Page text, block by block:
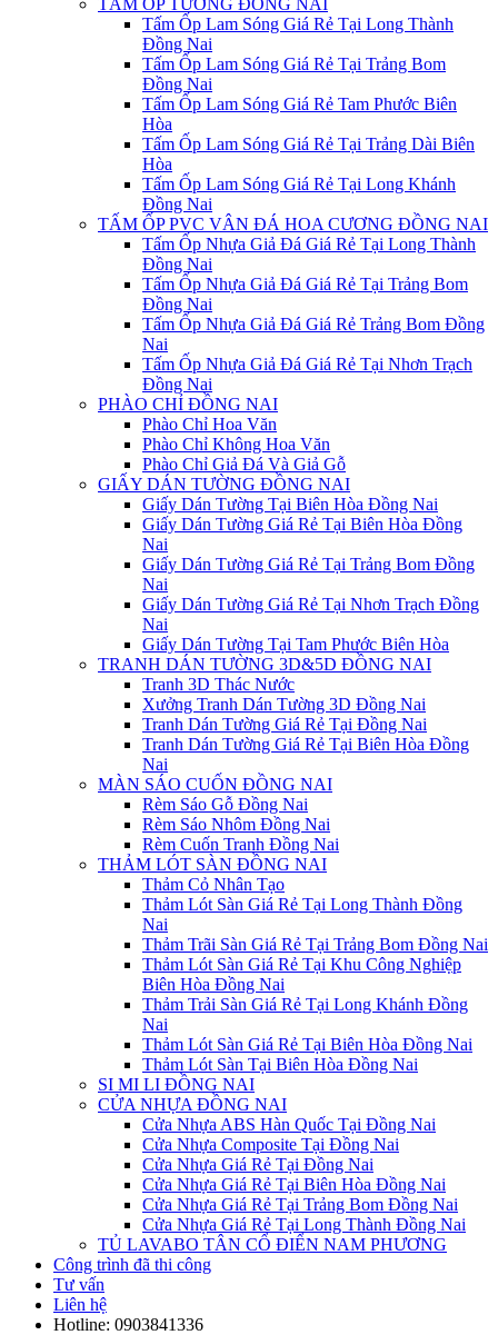
TẤM ỐP TƯỜNG ĐỒNG NAI
Tấm Ốp Lam Sóng Giá Rẻ Tại Long Thành
Đồng Nai
Tấm Ốp Lam Sóng Giá Rẻ Tại Trảng Bom
Đồng Nai
Tấm Ốp Lam Sóng Giá Rẻ Tam Phước Biên
Hòa
Tấm Ốp Lam Sóng Giá Rẻ Tại Trảng Dài Biên
Hòa
Tấm Ốp Lam Sóng Giá Rẻ Tại Long Khánh
Đồng Nai
TẤM ỐP PVC VÂN ĐÁ HOA CƯƠNG ĐỒNG NAI
Tấm Ốp Nhựa Giả Đá Giá Rẻ Tại Long Thành
Đồng Nai
Tấm Ốp Nhựa Giả Đá Giá Rẻ Tại Trảng Bom
Đồng Nai
Tấm Ốp Nhựa Giả Đá Giá Rẻ Trảng Bom Đồng
Nai
Tấm Ốp Nhựa Giả Đá Giá Rẻ Tại Nhơn Trạch
Đồng Nai
PHÀO CHỈ ĐỒNG NAI
Phào Chỉ Hoa Văn
Phào Chỉ Không Hoa Văn
Phào Chỉ Giả Đá Và Giả Gỗ
GIẤY DÁN TƯỜNG ĐỒNG NAI
Giấy Dán Tường Tại Biên Hòa Đồng Nai
Giấy Dán Tường Giá Rẻ Tại Biên Hòa Đồng
Nai
Giấy Dán Tường Giá Rẻ Tại Trảng Bom Đồng
Nai
Giấy Dán Tường Giá Rẻ Tại Nhơn Trạch Đồng
Nai
Giấy Dán Tường Tại Tam Phước Biên Hòa
TRANH DÁN TƯỜNG 3D&5D ĐỒNG NAI
Tranh 3D Thác Nước
Xưởng Tranh Dán Tường 3D Đồng Nai
Tranh Dán Tường Giá Rẻ Tại Đồng Nai
Tranh Dán Tường Giá Rẻ Tại Biên Hòa Đồng
Nai
MÀN SÁO CUỐN ĐỒNG NAI
Rèm Sáo Gỗ Đồng Nai
Rèm Sáo Nhôm Đồng Nai
Rèm Cuốn Tranh Đồng Nai
THẢM LÓT SÀN ĐỒNG NAI
Thảm Cỏ Nhân Tạo
Thảm Lót Sàn Giá Rẻ Tại Long Thành Đồng
Nai
Thảm Trãi Sàn Giá Rẻ Tại Trảng Bom Đồng Nai
Thảm Lót Sàn Giá Rẻ Tại Khu Công Nghiệp
Biên Hòa Đồng Nai
Thảm Trải Sàn Giá Rẻ Tại Long Khánh Đồng
Nai
Thảm Lót Sàn Giá Rẻ Tại Biên Hòa Đồng Nai
Thảm Lót Sàn Tại Biên Hòa Đồng Nai
SI MI LI ĐỒNG NAI
CỬA NHỰA ĐỒNG NAI
Cửa Nhựa ABS Hàn Quốc Tại Đồng Nai
Cửa Nhựa Composite Tại Đồng Nai
Cửa Nhựa Giá Rẻ Tại Đồng Nai
Cửa Nhựa Giá Rẻ Tại Biên Hòa Đồng Nai
Cửa Nhựa Giá Rẻ Tại Trảng Bom Đồng Nai
Cửa Nhựa Giá Rẻ Tại Long Thành Đồng Nai
TỦ LAVABO TÂN CỔ ĐIỂN NAM PHƯƠNG
Công trình đã thi công
Tư vấn
Liên hệ
Hotline: 0903841336